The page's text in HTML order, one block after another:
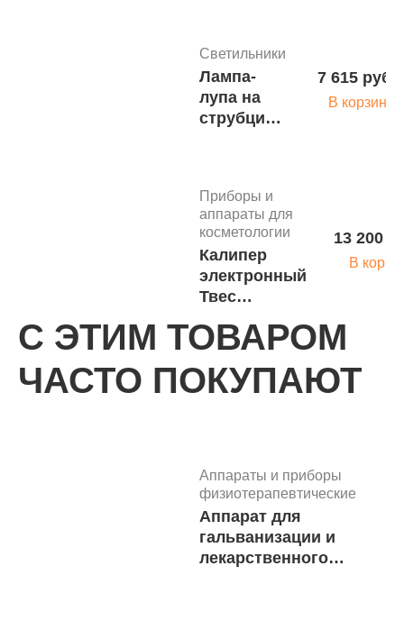
мм м.6129
Светильники
Лампа-
лупа на
струбцине
7 615 руб.
В корзину
Приборы и
аппараты для
косметологии
Калипер
электронный
Твес
(5640)
13 200
В
Светильники
Лампа-
ЛЛ-5
м.5918
18 000 руб.
Светильники
Лампа-
18 000 руб.
С ЭТИМ ТОВАРОМ
ЧАСТО ПОКУПАЮТ
Аппараты и приборы
физиотерапевтические
Аппарат для
гальванизации и
лекарственного